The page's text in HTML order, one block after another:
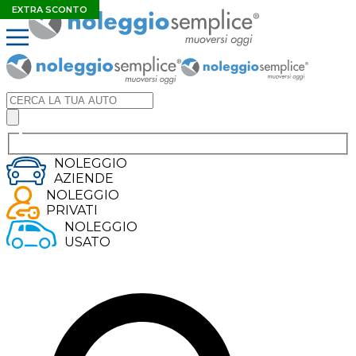
NOLEGGIO
AZIENDE
NOLEGGIO
PRIVATI
NOLEGGIO
USATO
ELETTRICO
ELETTRICO
ELETTRICO
IBRIDO
EXTRA SCONTO